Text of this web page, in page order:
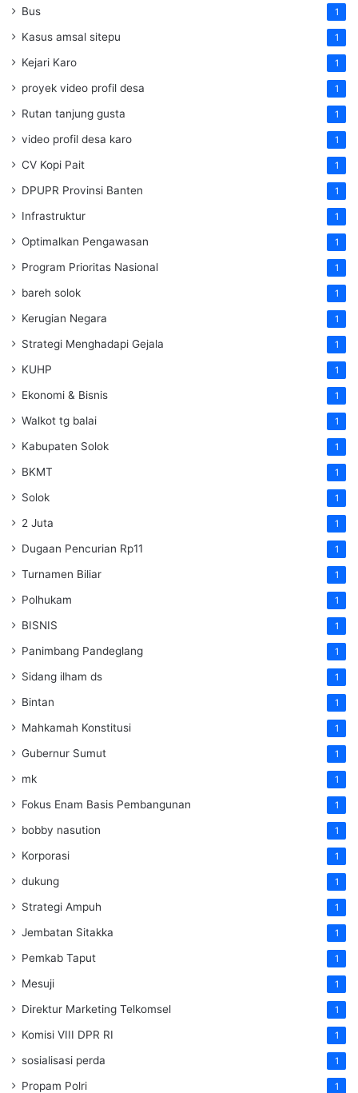
Bus 1
Kasus amsal sitepu 1
Kejari Karo 1
proyek video profil desa 1
Rutan tanjung gusta 1
video profil desa karo 1
CV Kopi Pait 1
DPUPR Provinsi Banten 1
Infrastruktur 1
Optimalkan Pengawasan 1
Program Prioritas Nasional 1
bareh solok 1
Kerugian Negara 1
Strategi Menghadapi Gejala 1
KUHP 1
Ekonomi & Bisnis 1
Walkot tg balai 1
Kabupaten Solok 1
BKMT 1
Solok 1
2 Juta 1
Dugaan Pencurian Rp11 1
Turnamen Biliar 1
Polhukam 1
BISNIS 1
Panimbang Pandeglang 1
Sidang ilham ds 1
Bintan 1
Mahkamah Konstitusi 1
Gubernur Sumut 1
mk 1
Fokus Enam Basis Pembangunan 1
bobby nasution 1
Korporasi 1
dukung 1
Strategi Ampuh 1
Jembatan Sitakka 1
Pemkab Taput 1
Mesuji 1
Direktur Marketing Telkomsel 1
Komisi VIII DPR RI 1
sosialisasi perda 1
Propam Polri 1